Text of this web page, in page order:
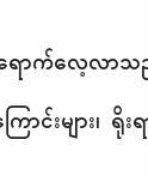
ာရောက်လေ့လ
းများ၊ ရို